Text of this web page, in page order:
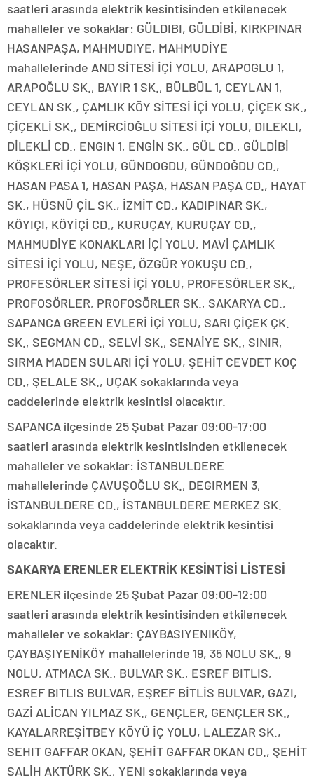
saatleri arasında elektrik kesintisinden etkilenecek
mahalleler ve sokaklar: GÜLDIBI, GÜLDİBİ, KIRKPINAR
HASANPAŞA, MAHMUDIYE, MAHMUDİYE
mahallelerinde AND SİTESİ İÇİ YOLU, ARAPOGLU 1,
ARAPOĞLU SK., BAYIR 1 SK., BÜLBÜL 1, CEYLAN 1,
CEYLAN SK., ÇAMLIK KÖY SİTESİ İÇİ YOLU, ÇİÇEK SK.,
ÇİÇEKLİ SK., DEMİRCİOĞLU SİTESİ İÇİ YOLU, DILEKLI,
DİLEKLİ CD., ENGIN 1, ENGİN SK., GÜL CD., GÜLDİBİ
KÖŞKLERİ İÇİ YOLU, GÜNDOGDU, GÜNDOĞDU CD.,
HASAN PASA 1, HASAN PAŞA, HASAN PAŞA CD., HAYAT
SK., HÜSNÜ ÇİL SK., İZMİT CD., KADIPINAR SK.,
KÖYIÇI, KÖYİÇİ CD., KURUÇAY, KURUÇAY CD.,
MAHMUDİYE KONAKLARI İÇİ YOLU, MAVİ ÇAMLIK
SİTESİ İÇİ YOLU, NEŞE, ÖZGÜR YOKUŞU CD.,
PROFESÖRLER SİTESİ İÇİ YOLU, PROFESÖRLER SK.,
PROFOSÖRLER, PROFOSÖRLER SK., SAKARYA CD.,
SAPANCA GREEN EVLERİ İÇİ YOLU, SARI ÇİÇEK ÇK.
SK., SEGMAN CD., SELVİ SK., SENAİYE SK., SINIR,
SIRMA MADEN SULARI İÇİ YOLU, ŞEHİT CEVDET KOÇ
CD., ŞELALE SK., UÇAK sokaklarında veya
caddelerinde elektrik kesintisi olacaktır.
SAPANCA ilçesinde 25 Şubat Pazar 09:00-17:00
saatleri arasında elektrik kesintisinden etkilenecek
mahalleler ve sokaklar: İSTANBULDERE
mahallelerinde ÇAVUŞOĞLU SK., DEGIRMEN 3,
İSTANBULDERE CD., İSTANBULDERE MERKEZ SK.
sokaklarında veya caddelerinde elektrik kesintisi
olacaktır.
SAKARYA ERENLER ELEKTRİK KESİNTİSİ LİSTESİ
ERENLER ilçesinde 25 Şubat Pazar 09:00-12:00
saatleri arasında elektrik kesintisinden etkilenecek
mahalleler ve sokaklar: ÇAYBASIYENIKÖY,
ÇAYBAŞIYENİKÖY mahallelerinde 19, 35 NOLU SK., 9
NOLU, ATMACA SK., BULVAR SK., ESREF BITLIS,
ESREF BITLIS BULVAR, EŞREF BİTLİS BULVAR, GAZI,
GAZİ ALİCAN YILMAZ SK., GENÇLER, GENÇLER SK.,
KAYALARREŞİTBEY KÖYÜ İÇ YOLU, LALEZAR SK.,
SEHIT GAFFAR OKAN, ŞEHİT GAFFAR OKAN CD., ŞEHİT
SALİH AKTÜRK SK., YENI sokaklarında veya